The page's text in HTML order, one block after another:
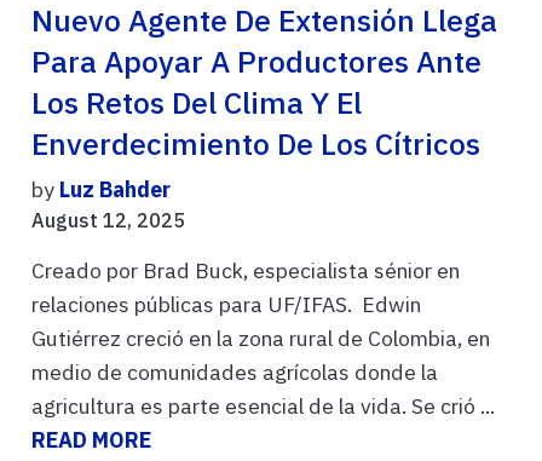
Nuevo Agente De Extensión Llega
Para Apoyar A Productores Ante
Los Retos Del Clima Y El
Enverdecimiento De Los Cítricos
by Luz Bahder
August 12, 2025
Creado por Brad Buck, especialista sénior en
relaciones públicas para UF/IFAS. Edwin
Gutiérrez creció en la zona rural de Colombia, en
medio de comunidades agrícolas donde la
agricultura es parte esencial de la vida. Se crió ...
READ MORE